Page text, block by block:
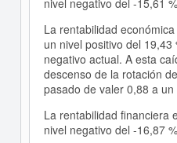
nivel negativo del -15,61
La rentabilidad
un nivel positivo del
negativo actual. A esta
descenso de la rotación
pasado de valer 0,88 a
La rentabilidad financiera
nivel negativo del -16,87